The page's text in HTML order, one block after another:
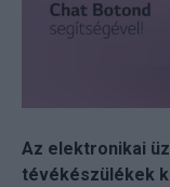
Az elektronikai
tévékészülékek